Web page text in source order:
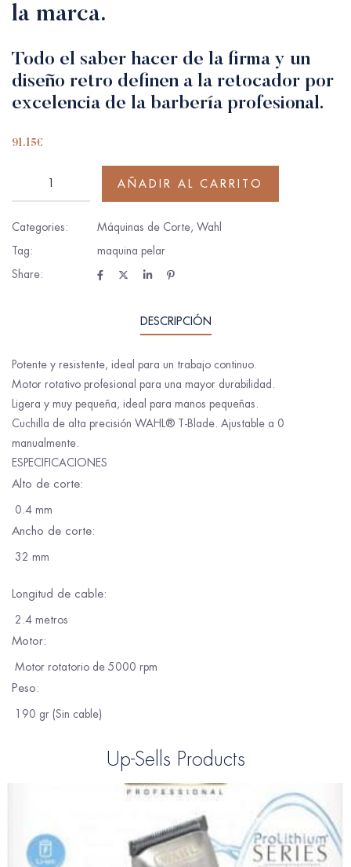
la marca.
Todo el saber hacer de la firma y un
diseño retro definen a la retocador por
excelencia de la barbería profesional.
91.15€
AÑADIR AL CARRITO
Categories: Máquinas de Corte, Wahl
Tag:
maquina pelar
Share:
DESCRIPCIÓN
Potente y resistente, ideal para un trabajo continuo.
Motor rotativo profesional para una mayor durabilidad.
Ligera y muy pequeña, ideal para manos pequeñas.
Cuchilla de alta precisión WAHL® T-Blade. Ajustable a 0
manualmente.
ESPECIFICACIONES
Alto de corte:
0.4 mm
Ancho de corte:
32 mm
Longitud de cable:
2.4 metros
Motor:
Motor rotatorio de 5000 rpm
Peso:
190 gr (Sin cable)
Up-Sells Products